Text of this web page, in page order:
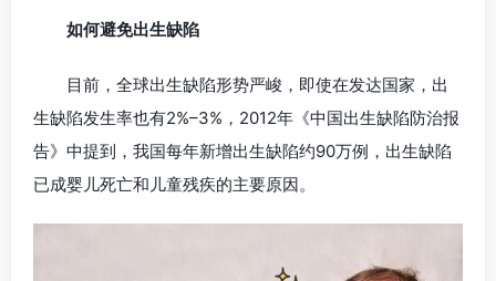
如何避免出生缺陷
目前，全球出生缺陷形势严峻，即使在发达国家，出
生缺陷发生率也有2%–3%，2012年《中国出生缺陷防治报
告》中提到，我国每年新增出生缺陷约90万例，出生缺陷
已成婴儿死亡和儿童残疾的主要原因。